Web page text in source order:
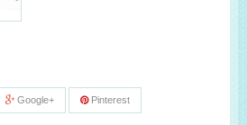
Google+ Pinterest